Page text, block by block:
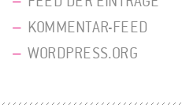
KOMMENTAR-FEED
WORDPRESS.ORG